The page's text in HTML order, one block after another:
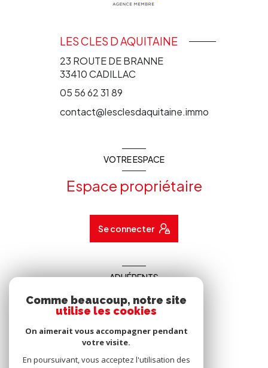
LES CLES D AQUITAINE
23 ROUTE DE BRANNE
33410CADILLAC
05 56 62 31 89
contact@lesclesdaquitaine.immo
VOTRE ESPACE
Espace propriétaire
Se connecter
ADHÉRENTS
Nous adhérons
Comme beaucoup, notre site
utilise les cookies
On aimerait vous accompagner pendant
votre visite.
En poursuivant, vous acceptez l'utilisation des